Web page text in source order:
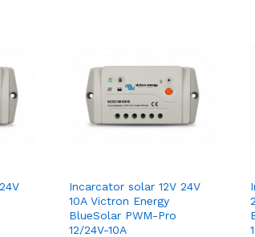
Incarcator solar 12V 24V
10A Victron Energy
BlueSolar PWM-Pro
12/24V-10A